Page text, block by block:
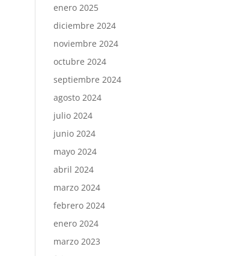
enero 2025
diciembre 2024
noviembre 2024
octubre 2024
septiembre 2024
agosto 2024
julio 2024
junio 2024
mayo 2024
abril 2024
marzo 2024
febrero 2024
enero 2024
marzo 2023